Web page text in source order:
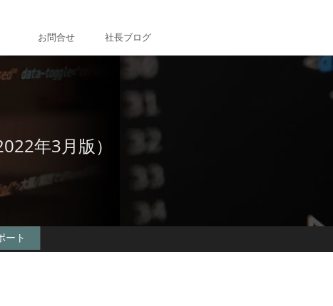
社長ブログ
お問合せ
年3月版）
ート